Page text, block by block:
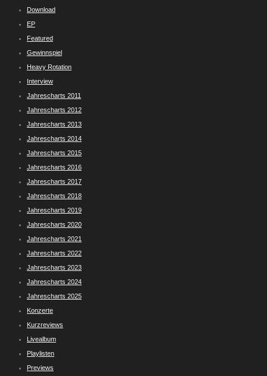
Download
EP
Featured
Gewinnspiel
Heavy Rotation
Interview
Jahrescharts 2011
Jahrescharts 2012
Jahrescharts 2013
Jahrescharts 2014
Jahrescharts 2015
Jahrescharts 2016
Jahrescharts 2017
Jahrescharts 2018
Jahrescharts 2019
Jahrescharts 2020
Jahrescharts 2021
Jahrescharts 2022
Jahrescharts 2023
Jahrescharts 2024
Jahrescharts 2025
Konzerte
Kurzreviews
Livealbum
Playlisten
Previews